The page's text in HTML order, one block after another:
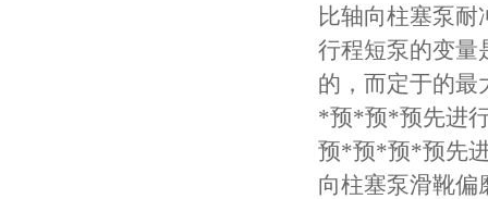
比轴向柱塞泵
行程短泵的变量
的，而定于的
*预*预*预先进
预*预*预*预先
向柱塞泵滑靴偏